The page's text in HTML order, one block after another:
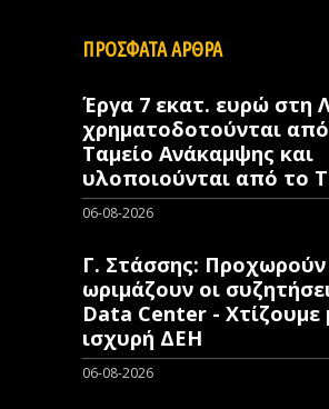
ΠΡΟΣΦΑΤΑ ΑΡΘΡΑ
Έργα 7 εκατ. ευρώ στη
χρηματοδοτούνται
Ταμείο Ανάκαμψης και
υλοποιούνται από το
06-08-2026
Γ. Στάσσης: Προχωρούν
ωριμάζουν οι
Data Center - Χτίζουμε
ισχυρή ΔΕΗ
06-08-2026